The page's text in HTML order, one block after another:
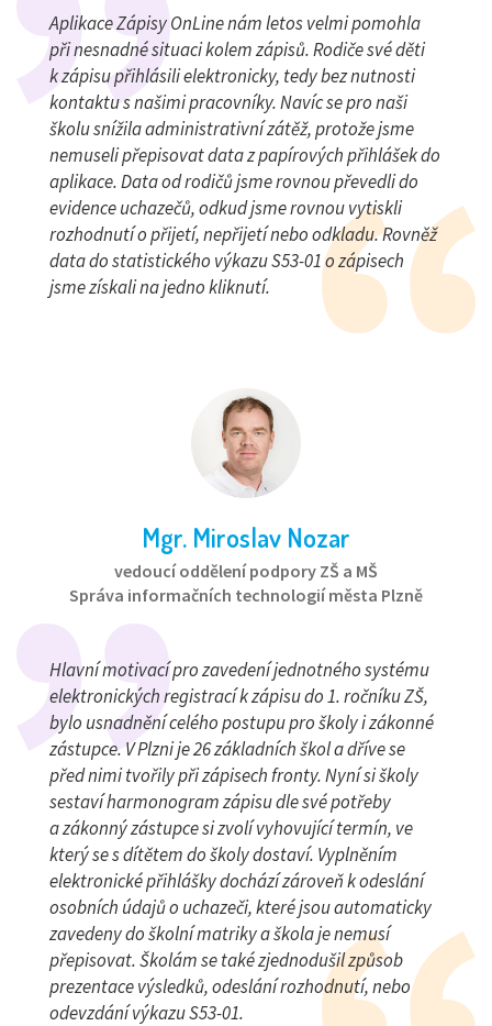
Aplikace Zápisy OnLine nám letos velmi pomohla
při nesnadné situaci kolem zápisů. Rodiče své děti
k zápisu přihlásili elektronicky, tedy bez nutnosti
kontaktu s našimi pracovníky. Navíc se pro naši
školu snížila administrativní zátěž, protože jsme
nemuseli přepisovat data z papírových přihlášek do
aplikace. Data od rodičů jsme rovnou převedli do
evidence uchazečů, odkud jsme rovnou vytiskli
rozhodnutí o přijetí, nepřijetí nebo odkladu. Rovněž
data do statistického výkazu S53-01 o zápisech
jsme získali na jedno kliknutí.
Mgr. Miroslav Nozar
vedoucí oddělení podpory ZŠ a MŠ
Správa informačních technologií města Plzně
Hlavní motivací pro zavedení jednotného systému
elektronických registrací k zápisu do 1. ročníku ZŠ,
bylo usnadnění celého postupu pro školy i zákonné
zástupce. V Plzni je 26 základních škol a dříve se
před nimi tvořily při zápisech fronty. Nyní si školy
sestaví harmonogram zápisu dle své potřeby
a zákonný zástupce si zvolí vyhovující termín, ve
který se s dítětem do školy dostaví. Vyplněním
elektronické přihlášky dochází zároveň k odeslání
osobních údajů o uchazeči, které jsou automaticky
zavedeny do školní matriky a škola je nemusí
přepisovat. Školám se také zjednodušil způsob
prezentace výsledků, odeslání rozhodnutí, nebo
odevzdání výkazu S53-01.